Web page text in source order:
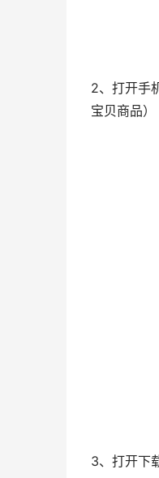
2、打开手
宝贝商品）
3、打开下